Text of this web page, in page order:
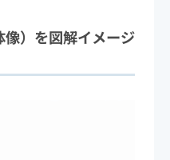
）を図解イメージ